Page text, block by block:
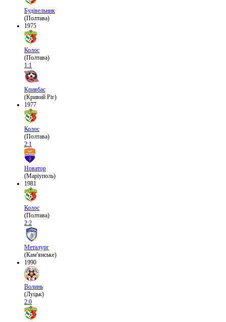
Будівельник
(Полтава)
1975
Колос
(Полтава)
1:1
Кривбас
(Кривий Ріг)
1977
Колос
(Полтава)
2:1
Новатор
(Маріуполь)
1981
Колос
(Полтава)
2:2
Металург
(Кам'янське)
1990
Волинь
(Луцьк)
2:0